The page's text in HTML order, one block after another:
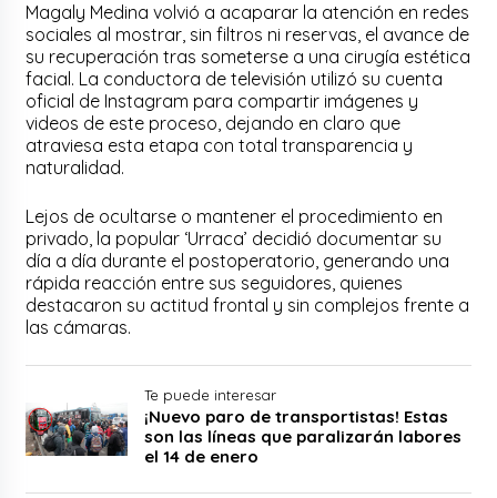
Magaly Medina volvió a acaparar la atención en redes
sociales al mostrar, sin filtros ni reservas, el avance de
su recuperación tras someterse a una cirugía estética
facial. La conductora de televisión utilizó su cuenta
oficial de Instagram para compartir imágenes y
videos de este proceso, dejando en claro que
atraviesa esta etapa con total transparencia y
naturalidad.
Lejos de ocultarse o mantener el procedimiento en
privado, la popular ‘Urraca’ decidió documentar su
día a día durante el postoperatorio, generando una
rápida reacción entre sus seguidores, quienes
destacaron su actitud frontal y sin complejos frente a
las cámaras.
Te puede interesar
¡Nuevo paro de transportistas! Estas
son las líneas que paralizarán labores
el 14 de enero